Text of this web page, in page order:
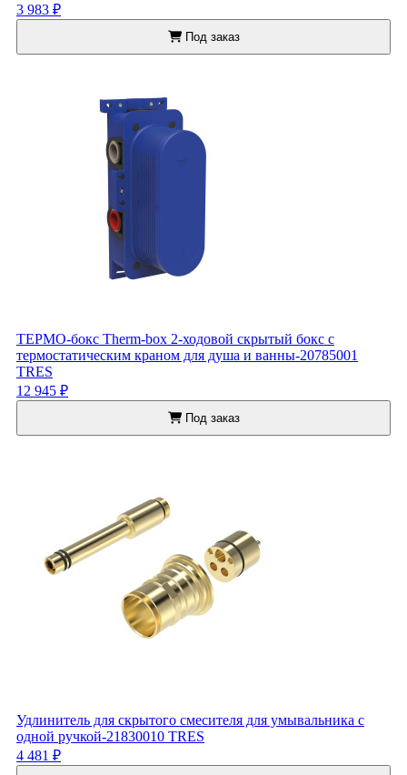
3 983 ₽
Под заказ
ТЕРМО-бокс Therm-box 2-ходовой скрытый бокс с
термостатическим краном для душа и ванны-20785001
TRES
12 945 ₽
Под заказ
Удлинитель для скрытого смесителя для умывальника с
одной ручкой-21830010 TRES
4 481 ₽